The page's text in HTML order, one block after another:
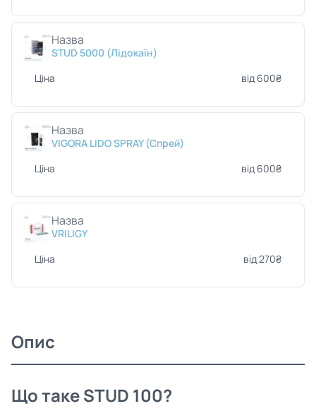
Назва
STUD 5000 (Лідокаїн)
Ціна
від 600₴
Назва
VIGORA LIDO SPRAY (Спрей)
Ціна
від 600₴
Назва
VRILIGY
Ціна
від 270₴
Опис
Що таке STUD 100?